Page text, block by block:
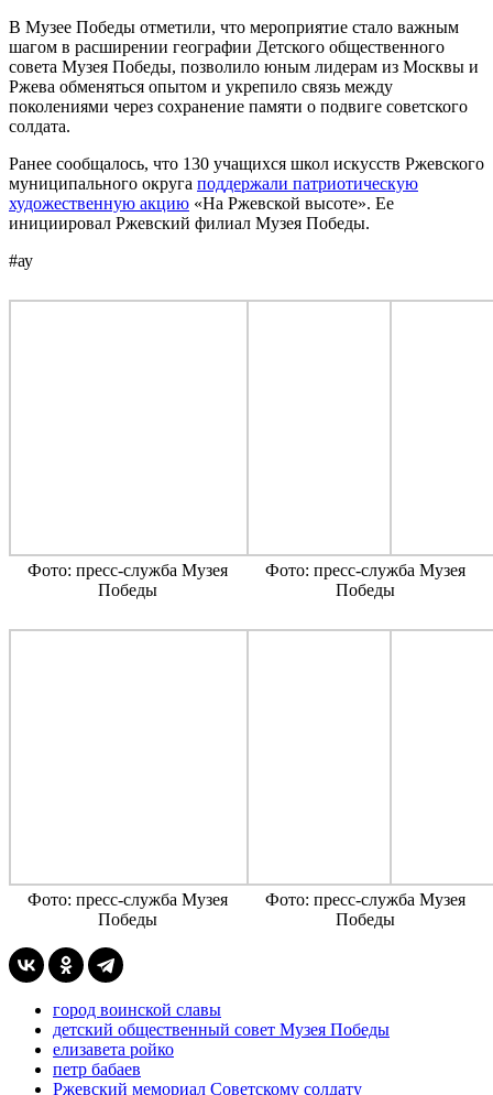
В Музее Победы отметили, что мероприятие стало важным
шагом в расширении географии Детского общественного
совета Музея Победы, позволило юным лидерам из Москвы и
Ржева обменяться опытом и укрепило связь между
поколениями через сохранение памяти о подвиге советского
солдата.
Ранее сообщалось, что 130 учащихся школ искусств Ржевского
муниципального округа поддержали патриотическую
художественную акцию «На Ржевской высоте». Ее
инициировал Ржевский филиал Музея Победы.
#ау
Фото: пресс-служба Музея
Победы
Фото: пресс-служба Музея
Победы
Фото: пресс-служба Музея
Победы
Фото: пресс-служба Музея
Победы
город воинской славы
детский общественный совет Музея Победы
елизавета ройко
петр бабаев
Ржевский мемориал Советскому солдату